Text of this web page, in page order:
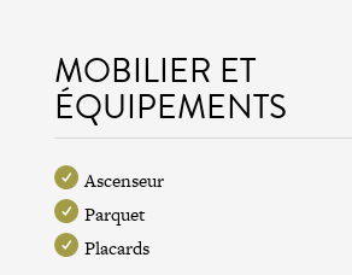
MOBILIER ET
ÉQUIPEMENTS
Ascenseur
Parquet
Placards